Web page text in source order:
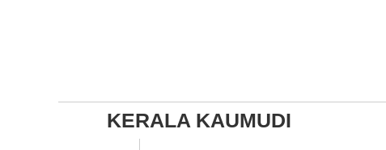
KERALA KAUMUDI